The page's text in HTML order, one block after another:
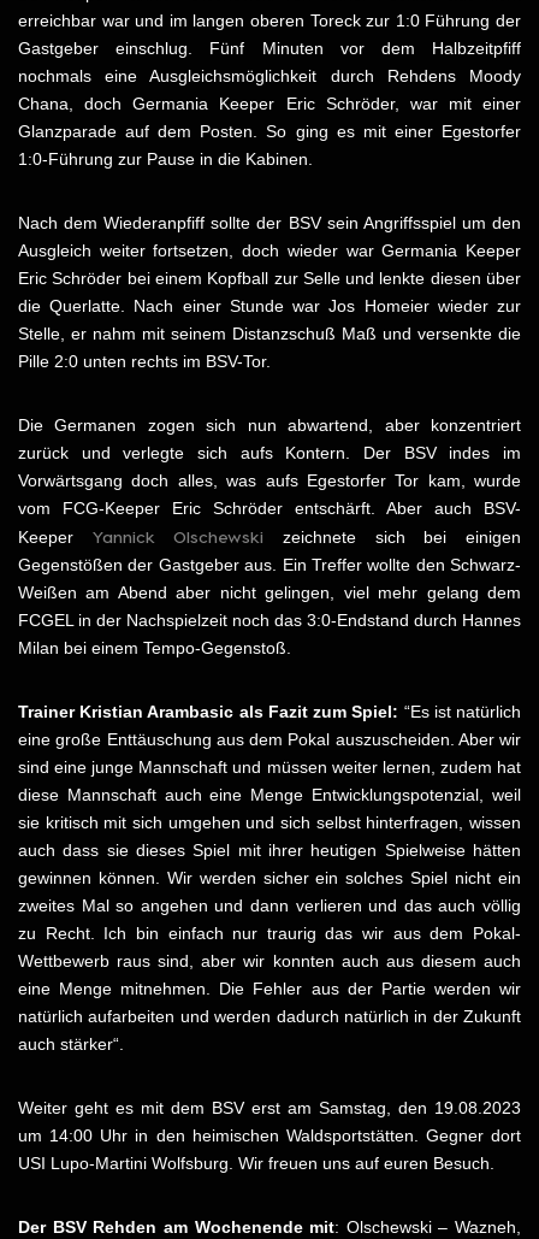
erreichbar war und im langen oberen Toreck zur 1:0 Führung der
Gastgeber einschlug. Fünf Minuten vor dem Halbzeitpfiff
nochmals eine Ausgleichsmöglichkeit durch Rehdens Moody
Chana, doch Germania Keeper Eric Schröder, war mit einer
Glanzparade auf dem Posten. So ging es mit einer Egestorfer
1:0-Führung zur Pause in die Kabinen.
Nach dem Wiederanpfiff sollte der BSV sein Angriffsspiel um den
Ausgleich weiter fortsetzen, doch wieder war Germania Keeper
Eric Schröder bei einem Kopfball zur Selle und lenkte diesen über
die Querlatte. Nach einer Stunde war Jos Homeier wieder zur
Stelle, er nahm mit seinem Distanzschuß Maß und versenkte die
Pille 2:0 unten rechts im BSV-Tor.
Die Germanen zogen sich nun abwartend, aber konzentriert
zurück und verlegte sich aufs Kontern. Der BSV indes im
Vorwärtsgang doch alles, was aufs Egestorfer Tor kam, wurde
vom FCG-Keeper Eric Schröder entschärft. Aber auch BSV-
Keeper Yannick Olschewskizeichnete sich bei einigen
Gegenstößen der Gastgeber aus. Ein Treffer wollte den Schwarz-
Weißen am Abend aber nicht gelingen, viel mehr gelang dem
FCGEL in der Nachspielzeit noch das 3:0-Endstand durch Hannes
Milan bei einem Tempo-Gegenstoß.
Trainer Kristian Arambasic als Fazit zum Spiel: “Es ist natürlich
eine große Enttäuschung aus dem Pokal auszuscheiden. Aber wir
sind eine junge Mannschaft und müssen weiter lernen, zudem hat
diese Mannschaft auch eine Menge Entwicklungspotenzial, weil
sie kritisch mit sich umgehen und sich selbst hinterfragen, wissen
auch dass sie dieses Spiel mit ihrer heutigen Spielweise hätten
gewinnen können. Wir werden sicher ein solches Spiel nicht ein
zweites Mal so angehen und dann verlieren und das auch völlig
zu Recht. Ich bin einfach nur traurig das wir aus dem Pokal-
Wettbewerb raus sind, aber wir konnten auch aus diesem auch
eine Menge mitnehmen. Die Fehler aus der Partie werden wir
natürlich aufarbeiten und werden dadurch natürlich in der Zukunft
auch stärker“.
Weiter geht es mit dem BSV erst am Samstag, den 19.08.2023
um 14:00 Uhr in den heimischen Waldsportstätten. Gegner dort
USI Lupo-Martini Wolfsburg. Wir freuen uns auf euren Besuch.
Der BSV Rehden am Wochenende mit: Olschewski – Wazneh,